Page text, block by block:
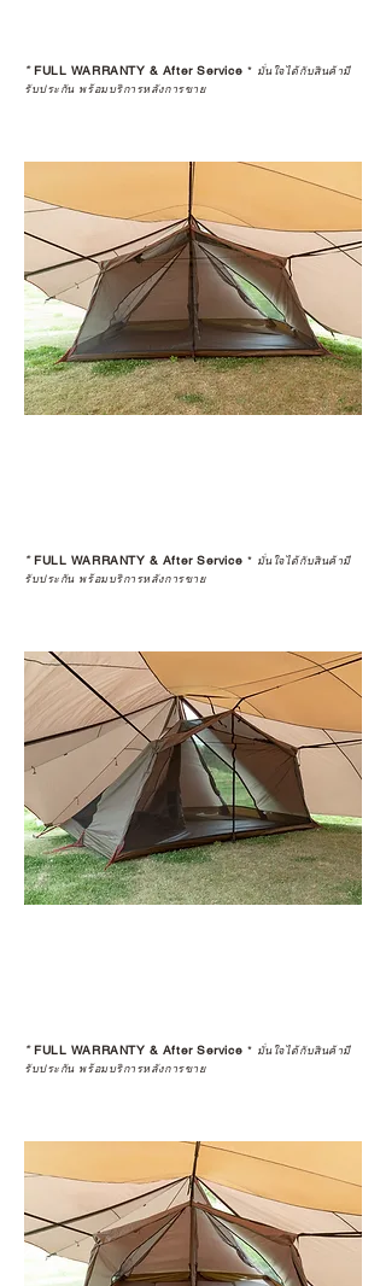
*FULL WARRANTY & After Service * มั่นใจได้กับสินค้ามี
รับประกัน พร้อมบริการหลังการขาย
*FULL WARRANTY & After Service * มั่นใจได้กับสินค้ามี
รับประกัน พร้อมบริการหลังการขาย
*FULL WARRANTY & After Service * มั่นใจได้กับสินค้ามี
รับประกัน พร้อมบริการหลังการขาย